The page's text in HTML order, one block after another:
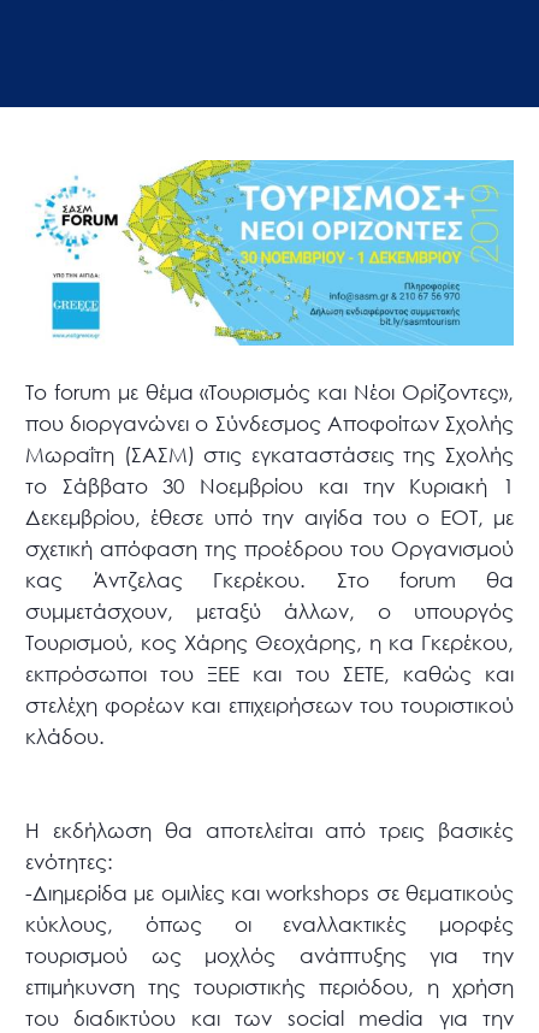
Το forum με θέμα «Τουρισμός και Νέοι Ορίζοντες»,
που διοργανώνει ο Σύνδεσμος Αποφοίτων Σχολής
Μωραΐτη (ΣΑΣΜ) στις εγκαταστάσεις της Σχολής
το Σάββατο 30 Νοεμβρίου και την Κυριακή 1
Δεκεμβρίου, έθεσε υπό την αιγίδα του ο ΕΟΤ, με
σχετική απόφαση της προέδρου του Οργανισμού
κας Άντζελας Γκερέκου. Στο forum θα
συμμετάσχουν, μεταξύ άλλων, ο υπουργός
Τουρισμού, κος Χάρης Θεοχάρης, η κα Γκερέκου,
εκπρόσωποι του ΞΕΕ και του ΣΕΤΕ, καθώς και
στελέχη φορέων και επιχειρήσεων του τουριστικού
κλάδου.
Η εκδήλωση θα αποτελείται από τρεις βασικές
ενότητες:
-Διημερίδα με ομιλίες και workshops σε θεματικούς
κύκλους, όπως οι εναλλακτικές μορφές
τουρισμού ως μοχλός ανάπτυξης για την
επιμήκυνση της τουριστικής περιόδου, η χρήση
του διαδικτύου και των social media για την